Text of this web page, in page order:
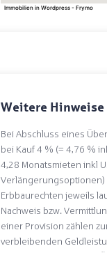
Immobilien in Wordpress - Frymo
Weitere Hinweise
Bei Abschluss eines
bei Kauf 4 % (= 4,76 %
4,28 Monatsmieten inkl
Verlängerungsoptionen)
Erbbaurechten jeweils
Nachweis bzw.
einer Provision zählen
verbleibenden